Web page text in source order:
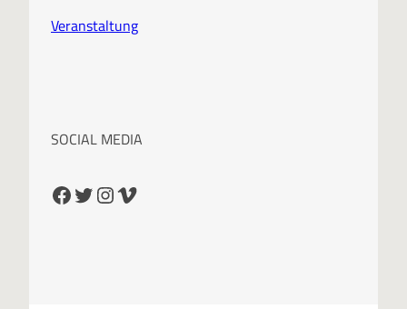
Veranstaltung
SOCIAL MEDIA
Facebook Twitter InstagramVimeo